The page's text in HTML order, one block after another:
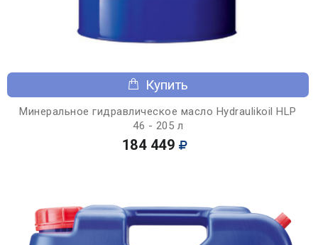
Купить
Минеральное гидравлическое масло Hydraulikoil HLP
46 - 205 л
184 449